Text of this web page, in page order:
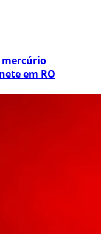
mercúrio
em RO